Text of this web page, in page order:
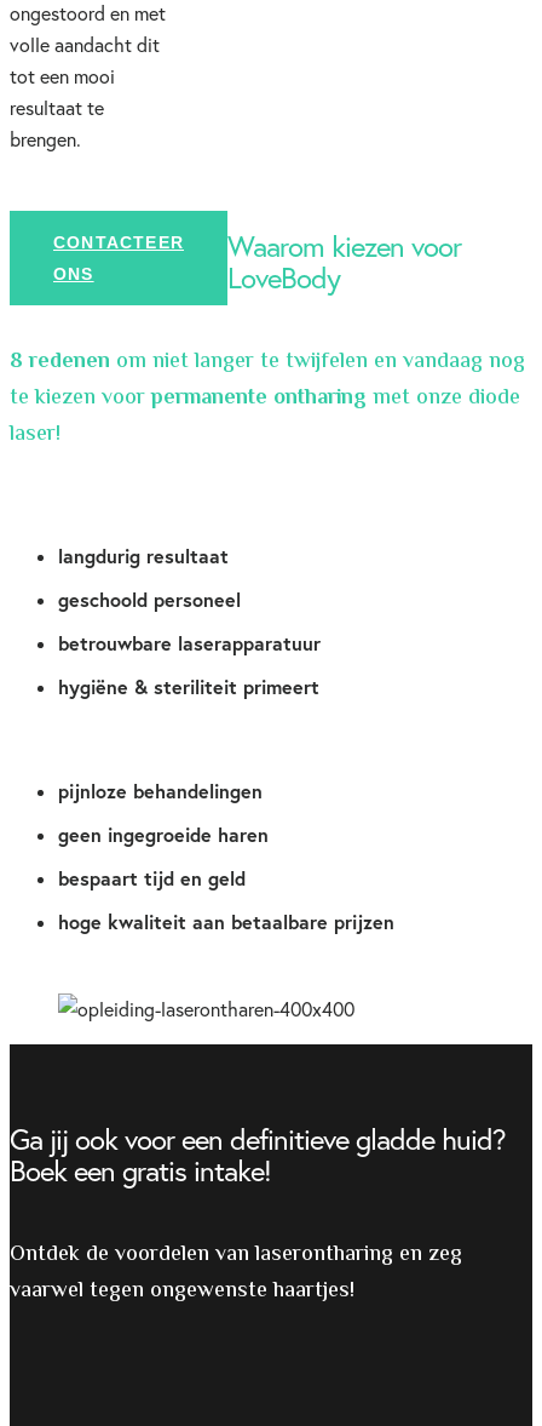
ongestoord en met
volle aandacht dit
tot een mooi
resultaat te
brengen.
CONTACTEER
ONS
Waarom kiezen voor
LoveBody
8 redenen om niet langer te twijfelen en vandaag nog
te kiezen voorpermanente ontharing met onze diode
laser!
langdurig resultaat
geschoold personeel
betrouwbare laserapparatuur
hygiëne & steriliteit primeert
pijnloze behandelingen
geen ingegroeide haren
bespaart tijd en geld
hoge kwaliteit aan betaalbare prijzen
Ga jij ook voor een definitieve gladde huid?
Boek een gratis intake!
Ontdek de voordelen van laserontharing en zeg
vaarwel tegen ongewenste haartjes!